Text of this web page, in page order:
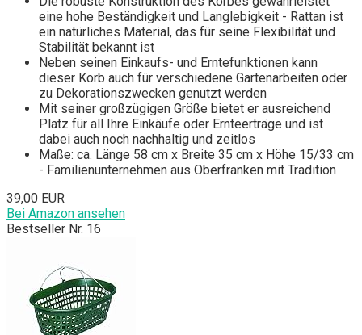
eine hohe Beständigkeit und Langlebigkeit - Rattan ist
ein natürliches Material, das für seine Flexibilität und
Stabilität bekannt ist
Neben seinen Einkaufs- und Erntefunktionen kann
dieser Korb auch für verschiedene Gartenarbeiten oder
zu Dekorationszwecken genutzt werden
Mit seiner großzügigen Größe bietet er ausreichend
Platz für all Ihre Einkäufe oder Ernteerträge und ist
dabei auch noch nachhaltig und zeitlos
Maße: ca. Länge 58 cm x Breite 35 cm x Höhe 15/33 cm
- Familienunternehmen aus Oberfranken mit Tradition
39,00 EUR
Bei Amazon ansehen
Bestseller Nr. 16